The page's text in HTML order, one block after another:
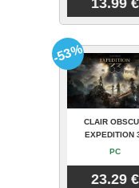
CLAIR
EXPEDITION
PC
23.29 €
-53%